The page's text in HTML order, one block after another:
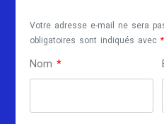
Votre adresse e-mail ne sera
obligatoires sont indiqués avec*
Nom*